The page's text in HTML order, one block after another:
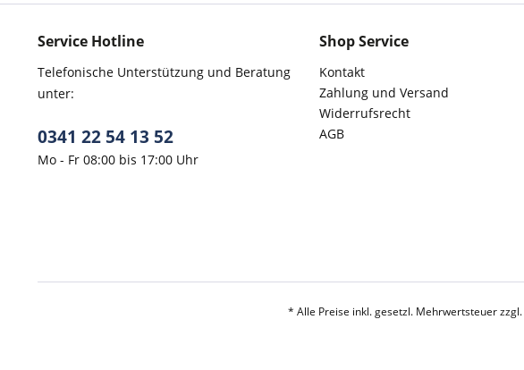
Service Hotline
Telefonische Unterstützung und Beratung
unter:
0341 22 54 13 52
Mo - Fr 08:00 bis 17:00 Uhr
Shop Service
Kontakt
Zahlung und Versand
Widerrufsrecht
AGB
* Alle Preise inkl. gesetzl. Mehrwertsteuer zzgl.